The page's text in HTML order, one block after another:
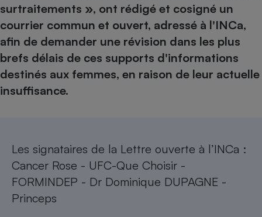
surtraitements », ont rédigé et cosigné un
courrier commun et ouvert, adressé à l'INCa,
afin de demander une révision dans les plus
brefs délais de ces supports d'informations
destinés aux femmes, en raison de leur actuelle
insuffisance.
Les signataires de la Lettre ouverte à l’INCa :
Cancer Rose - UFC-Que Choisir -
FORMINDEP - Dr Dominique DUPAGNE -
Princeps